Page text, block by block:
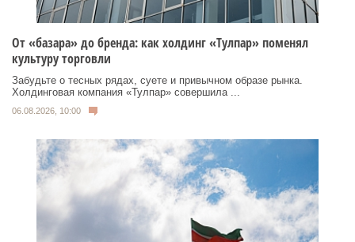
От «базара» до бренда: как холдинг «Тулпар» поменял
культуру торговли
Забудьте о тесных рядах, суете и привычном образе рынка.
Холдинговая компания «Тулпар» совершила ...
06.08.2026, 10:00